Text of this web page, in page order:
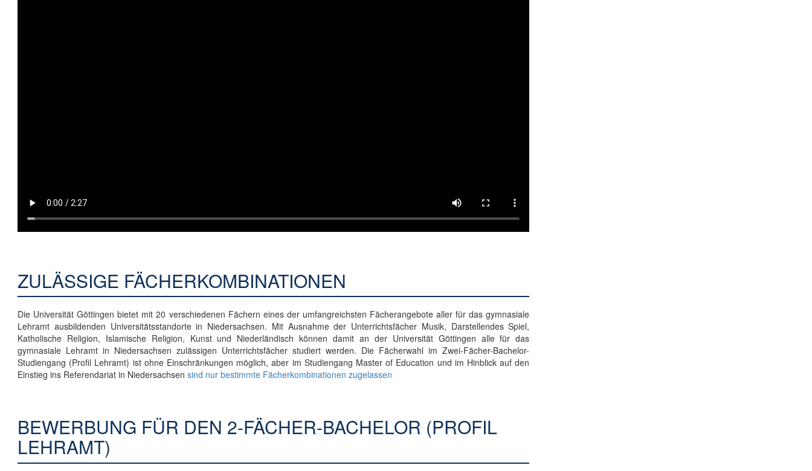
ZULÄSSIGE FÄCHERKOMBINATIONEN
Die Universität Göttingen bietet mit 20 verschiedenen Fächern eines der umfangreichsten Fächerangebote aller für das gymnasiale
Lehramt ausbildenden Universitätsstandorte in Niedersachsen. Mit Ausnahme der Unterrichtsfächer Musik, Darstellendes Spiel,
Katholische Religion, Islamische Religion, Kunst und Niederländisch können damit an der Universität Göttingen alle für das
gymnasiale Lehramt in Niedersachsen zulässigen Unterrichtsfächer studiert werden. Die Fächerwahl im Zwei-Fächer-Bachelor-
Studiengang (Profil Lehramt) ist ohne Einschränkungen möglich, aber im Studiengang Master of Education und im Hinblick auf den
Einstieg ins Referendariat in Niedersachsen sind nur bestimmte Fächerkombinationen zugelassen
BEWERBUNG FÜR DEN 2-FÄCHER-BACHELOR (PROFIL
LEHRAMT)